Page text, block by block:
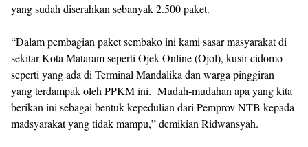
yang sudah diserahkan sebanyak 2.500 paket.
“Dalam pembagian paket sembako ini kami sasar masyarakat di
sekitar Kota Mataram seperti Ojek Online (Ojol), kusir cidomo
seperti yang ada di Terminal Mandalika dan warga pinggiran
yang terdampak oleh PPKM ini. Mudah-mudahan apa yang kita
berikan ini sebagai bentuk kepedulian dari Pemprov NTB kepada
madsyarakat yang tidak mampu,” demikian Ridwansyah.